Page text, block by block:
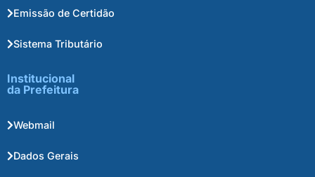
Emissão de Certidão
Sistema Tributário
Institucional
da Prefeitura
Webmail
Dados Gerais